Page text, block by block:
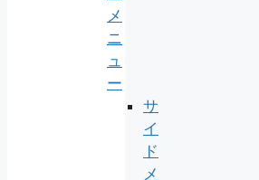
メ
ニ
ュ
ー
サ
イ
ド
メ